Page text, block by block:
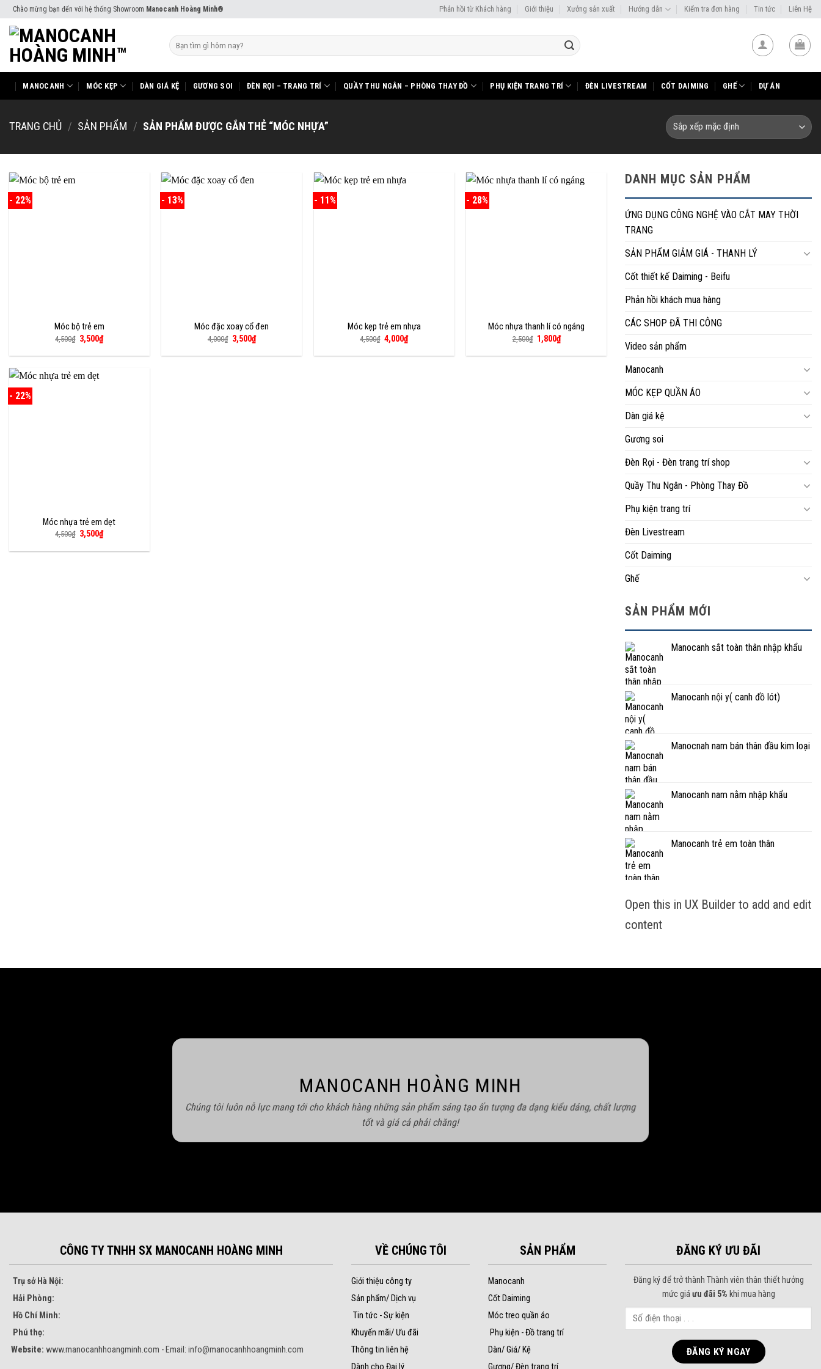
Skip
to
content
Chào mừng bạn đến với hệ thống Showroom Manocanh Hoàng Minh® Phản hồi từ Khách hàng Giới thiệu Xưởng sản xuất Hướng dẫn Kiểm tra đơn hàng Tin tức Liên Hệ
Tìm
kiếm:
MANOCANH MÓC KẸP DÀN GIÁ KỆ GƯƠNG SOI ĐÈN RỌI – TRANG TRÍ QUẦY THU NGÂN – PHÒNG THAY ĐỒ PHỤ KIỆN TRANG TRÍ ĐÈN LIVESTREAM CỐT DAIMING GHẾ DỰ ÁN
TRANG CHỦ / SẢN PHẨM / SẢN PHẨM ĐƯỢC GẮN THẺ “MÓC NHỰA”
- 22%
Móc bộ trẻ em
4,500₫ Giá
gốc
là:
3,500₫Giá
hiện
tại
- 13%
Móc đặc xoay cổ đen
4,000₫ Giá
gốc
là:
3,500₫Giá
hiện
tại
- 11%
Móc kẹp trẻ em nhựa
4,500₫ Giá
gốc
là:
4,000₫Giá
hiện
tại
- 28%
Móc nhựa thanh lí có ngáng
2,500₫ Giá
gốc
là:
1,800₫Giá
hiện
tại
- 22%
Móc nhựa trẻ em dẹt
4,500₫ Giá
gốc
là:
3,500₫Giá
hiện
tại
DANH MỤC SẢN PHẨM
ỨNG DỤNG CÔNG NGHỆ VÀO CẮT MAY THỜI
TRANG
SẢN PHẨM GIẢM GIÁ - THANH LÝ
Cốt thiết kế Daiming - Beifu
Phản hồi khách mua hàng
CÁC SHOP ĐÃ THI CÔNG
Video sản phẩm
Manocanh
MÓC KẸP QUẦN ÁO
Dàn giá kệ
Gương soi
Đèn Rọi - Đèn trang trí shop
Quầy Thu Ngân - Phòng Thay Đồ
Phụ kiện trang trí
Đèn Livestream
Cốt Daiming
Ghế
SẢN PHẨM MỚI
Manocanh sắt toàn thân nhập khẩu
Manocanh nội y( canh đồ lót)
Manocnah nam bán thân đầu kim loại
Manocanh nam nằm nhập khẩu
Manocanh trẻ em toàn thân
Open this in UX Builder to add and edit
content
MANOCANH HOÀNG MINH
Chúng tôi luôn nỗ lực mang tới cho khách hàng những sản phẩm sáng tạo ấn tượng đa dạng kiểu dáng, chất lượng
tốt và giá cả phải chăng!
CÔNG TY TNHH SX MANOCANH HOÀNG MINH
Trụ sở Hà Nội:
Hải Phòng:
Hồ Chí Minh:
Phú thọ:
Website: www.manocanhhoangminh.com - Email: info@manocanhhoangminh.com
VỀ CHÚNG TÔI
Giới thiệu công ty
Sản phẩm/ Dịch vụ
Tin tức - Sự kiện
Khuyến mãi/ Ưu đãi
Thông tin liên hệ
Dành cho Đại lý
SẢN PHẨM
Manocanh
Cốt Daiming
Móc treo quần áo
Phụ kiện - Đồ trang trí
Dàn/ Giá/ Kệ
Gương/ Đèn trang trí
ĐĂNG KÝ ƯU ĐÃI
Đăng ký để trở thành Thành viên thân thiết hưởng
mức giáưu đãi 5% khi mua hàng